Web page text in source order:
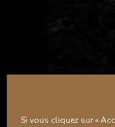
Si vous cliquez sur «